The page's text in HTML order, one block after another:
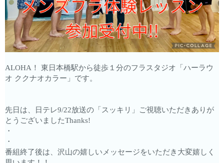
ALOHA！ 東日本橋駅から徒歩１分のフラスタジオ「ハーラウ
オ ククナオカラー」です。
先日は、日テレ9/22放送の「スッキリ」ご視聴いただきありが
とうございましたThanks!
・
・
番組終了後は、沢山の嬉しいメッセージをいただき大変嬉しく